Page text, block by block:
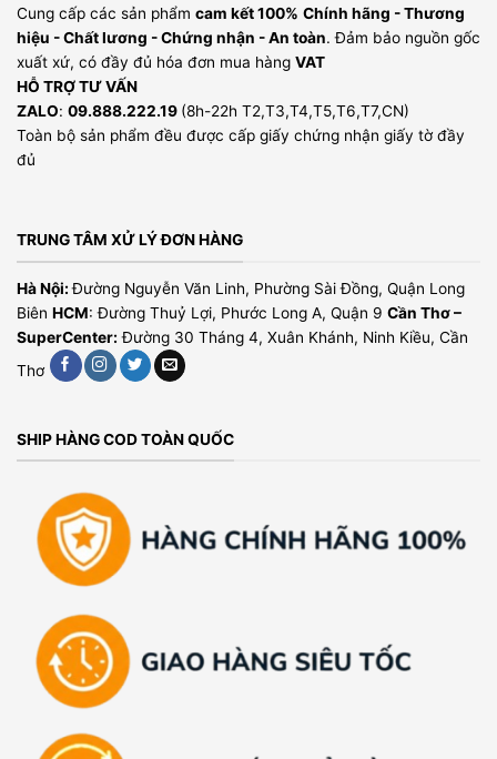
Cung cấp các sản phẩm cam kết 100% Chính hãng - Thương
hiệu - Chất lương - Chứng nhận - An toàn. Đảm bảo nguồn gốc
xuất xứ, có đầy đủ hóa đơn mua hàng VAT
HỖ TRỢ TƯ VẤN
ZALO: 09.888.222.19 (8h-22h T2,T3,T4,T5,T6,T7,CN)
Toàn bộ sản phẩm đều được cấp giấy chứng nhận giấy tờ đầy
đủ
TRUNG TÂM XỬ LÝ ĐƠN HÀNG
Hà Nội:Đường Nguyễn Văn Linh, Phường Sài Đồng, Quận Long
Biên HCM: Đường Thuỷ Lợi, Phước Long A, Quận 9 Cần Thơ –
SuperCenter: Đường 30 Tháng 4, Xuân Khánh, Ninh Kiều, Cần
Thơ
SHIP HÀNG COD TOÀN QUỐC